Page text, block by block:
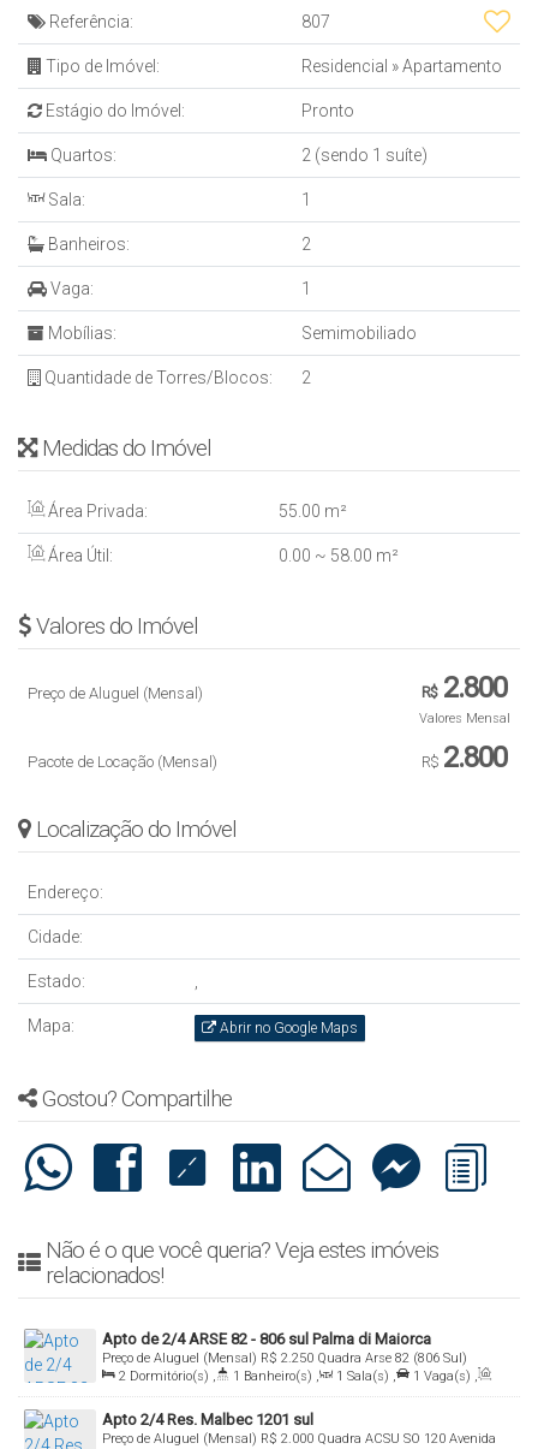
Referência: 807
Tipo de Imóvel: Residencial »Apartamento
Estágio do Imóvel: Pronto
Quartos: 2 (sendo 1 suíte)
Sala: 1
Banheiros: 2
Vaga: 1
Mobílias: Semimobiliado
Quantidade de Torres/Blocos: 2
Medidas do Imóvel
Área Privada: 55.00 m²
Área Útil: 0.00 ~ 58.00 m²
Valores do Imóvel
R$2.800
Preço de Aluguel (Mensal)
Valores Mensal
R$ 2.800
Pacote de Locação (Mensal)
Localização do Imóvel
Endereço:
Cidade:
Estado: ,
Mapa: Abrir no Google Maps
Gostou? Compartilhe
Não é o que você queria? Veja estes imóveis
relacionados!
Apto de 2/4 ARSE 82 - 806 sul Palma di Maiorca
R$ 2.250
Preço de Aluguel (Mensal)
Quadra Arse 82 (806 Sul)
Avenida Ns 4, 02, Res. Palma di Maiorca Apto 104-B, 77023-060,
Plano Diretor Sul, Palmas, Tocantins, Brasil
2 Dormitório(s) , 1 Banheiro(s) , 1 Sala(s) , 1 Vaga(s) ,
Útil: 50.00m²
Apto 2/4 Res. Malbec 1201 sul
R$ 2.000
Preço de Aluguel (Mensal)
Quadra ACSU SO 120 Avenida